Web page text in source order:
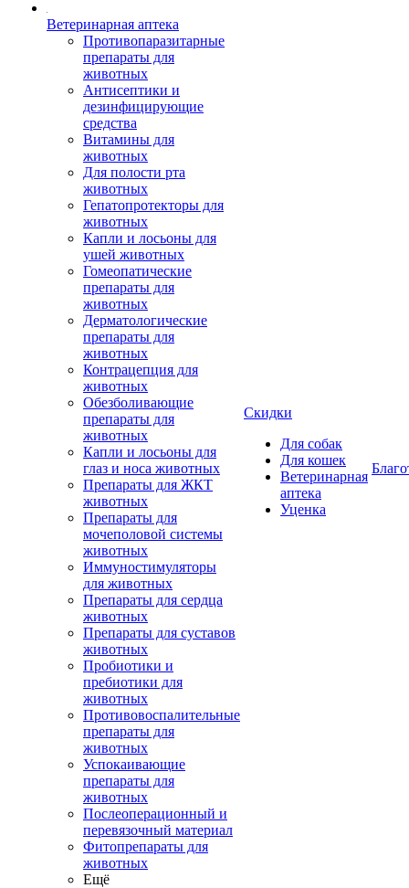
Ветеринарная аптека
Противопаразитарные
препараты для
животных
Антисептики и
дезинфицирующие
средства
Витамины для
животных
Для полости рта
животных
Гепатопротекторы для
животных
Капли и лосьоны для
ушей животных
Гомеопатические
препараты для
животных
Дерматологические
препараты для
животных
Контрацепция для
животных
Обезболивающие
препараты для
животных
Капли и лосьоны для
глаз и носа животных
Препараты для ЖКТ
животных
Препараты для
мочеполовой системы
животных
Иммуностимуляторы
для животных
Препараты для сердца
животных
Препараты для суставов
животных
Пробиотики и
пребиотики для
животных
Противовоспалительные
препараты для
животных
Успокаивающие
препараты для
животных
Послеоперационный и
перевязочный материал
Фитопрепараты для
животных
Ещё
Скидки
Для собак
Для кошек
Ветеринарная
аптека
Уценка